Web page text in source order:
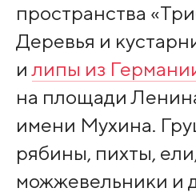
пространства
Деревья и
илипы из
на площади
имени Мухина.
рябины, пихты,
можжевельники и